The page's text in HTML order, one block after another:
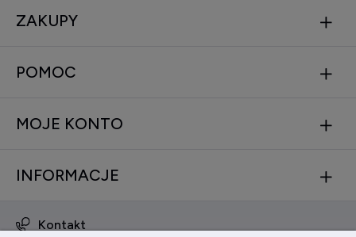
ZAKUPY
POMOC
MOJE KONTO
INFORMACJE
Kontakt